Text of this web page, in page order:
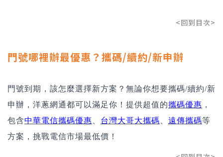
<回到目次>
門號哪裡辦最優惠？攜碼/續約/新申辦
門號到期，該怎麼選擇新方案？無論你想要攜碼/續約/新
申辦，洋蔥網通都可以滿足你！提供超值的攜碼優惠 ，
包含中華電信攜碼優惠 台灣大哥大攜碼 遠傳攜碼等
方案，挑戰電信市場最低價！